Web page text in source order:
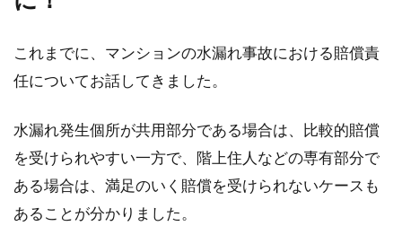
これまでに、マンションの水漏れ事故における賠償責
任についてお話してきました。
水漏れ発生個所が共用部分である場合は、比較的賠償
を受けられやすい一方で、階上住人などの専有部分で
ある場合は、満足のいく賠償を受けられないケースも
あることが分かりました。